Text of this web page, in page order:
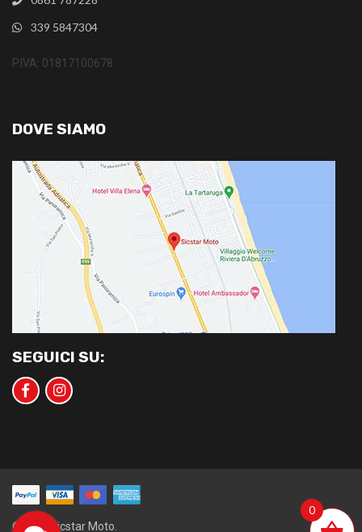
339 5847304
P.IVA: 01817100678
DOVE SIAMO
SEGUICI SU:
©2020 Sicstar Moto.
0